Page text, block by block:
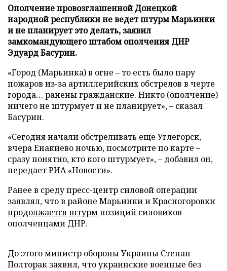
Ополчение провозглашенной Донецкой
народной республики не ведет штурм Марьинки
и не планирует это делать, заявил
замкомандующего штабом ополчения ДНР
Эдуард Басурин.
«Город (Марьинка) в огне – то есть было пару
пожаров из-за артиллерийских обстрелов в черте
города… ранены гражданские. Никто (ополчение)
ничего не штурмует и не планирует», – сказал
Басурин.
«Сегодня начали обстреливать еще Углегорск,
вчера Енакиево ночью, посмотрите по карте –
сразу понятно, кто кого штурмует», – добавил он,
передаетРИА «Новости».
Ранее в среду пресс-центр силовой операции
заявлял, что в районе Марьинки и Красногоровки
продолжается штурмпозиций силовиков
ополченцами ДНР.
До этого министр обороны Украины Степан
Полторак заявил, что украинские военные без